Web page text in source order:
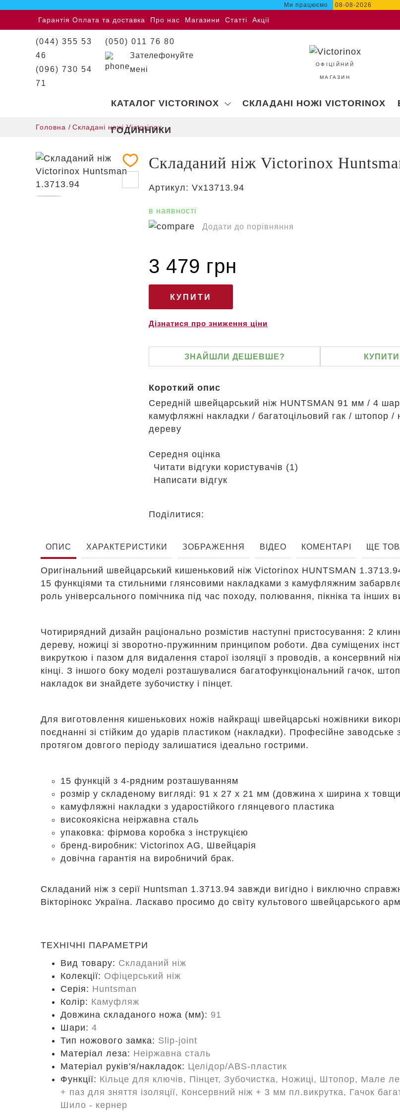
Ми працюємо 08-08-2026
Гарантія Оплата та доставка Про нас Магазини Статті Акції
(044) 355 53
46
(096) 730 54
71
(050) 011 76 80
Зателефонуйте
мені
ОФІЦІЙНИЙ
МАГАЗИН
КАТАЛОГ VICTORINOX СКЛАДАНІ НОЖІ VICTORINOX
ГОДИННИКИ
Головна / Складані ножі Victorinox
Складаний ніж Victorinox
Артикул: Vx13713.94
в наявності
Додати до порівняння
3 479 грн
Дізнатися про зниження ціни
ЗНАЙШЛИ ДЕШЕВШЕ? КУПИТИ
Короткий опис
Середній швейцарський ніж HUNTSMAN 91 мм / 4
камуфляжні накладки / багатоцільовий гак / штопор /
дереву
Середня оцінка
Читати відгуки користувачів (1)
Написати відгук
Поділитися:
ОПИС ХАРАКТЕРИСТИКИ ЗОБРАЖЕННЯ ВІДЕО КОМЕНТАРІ ЩЕ
Оригінальний швейцарський кишеньковий ніж Victorinox HUNTSMAN
15 функціями та стильними глянсовими накладками з камуфляжним
роль універсального помічника під час походу, полювання, пікніка та інших
Чотирирядний дизайн раціонально розмістив наступні пристосування: 2
дереву, ножиці зі зворотно-пружинним принципом роботи. Два суміщених
викруткою і пазом для видалення старої ізоляції з проводів, а консервний
кінці. З іншого боку моделі розташувалися багатофункціональний гачок,
накладок ви знайдете зубочистку і пінцет.
Для виготовлення кишенькових ножів найкращі швейцарські ножівники
поєднанні зі стійким до ударів пластиком (накладки). Професійне
протягом довгого періоду залишатися ідеально гострими.
15 функцій з 4-рядним розташуванням
розмір у складеному вигляді: 91 х 27 х 21 мм (довжина х ширина х
камуфляжні накладки з ударостійкого глянцевого пластика
високоякісна неіржавна сталь
упаковка: фірмова коробка з інструкцією
бренд-виробник: Victorinox AG, Швейцарія
довічна гарантія на виробничий брак.
Складаний ніж з серії Huntsman 1.3713.94 завжди вигідно і виключно
Вікторінокс Україна. Ласкаво просимо до світу культового швейцарського
ТЕХНІЧНІ ПАРАМЕТРИ
Вид товару: Складаний ніж
Колекції: Офіцерський ніж
Серія: Huntsman
Колір: Камуфляж
Довжина складаного ножа (мм): 91
Шари: 4
Тип ножового замка: Slip-joint
Матеріал леза: Неіржавна сталь
Матеріал руків'я/накладок: Целідор/ABS-пластик
Функції: Кільце для ключів, Пінцет, Зубочистка, Ножиці, Штопор, Мале
+ паз для зняття ізоляції, Консервний ніж + 3 мм пл.викрутка, Гачок
Шило - кернер